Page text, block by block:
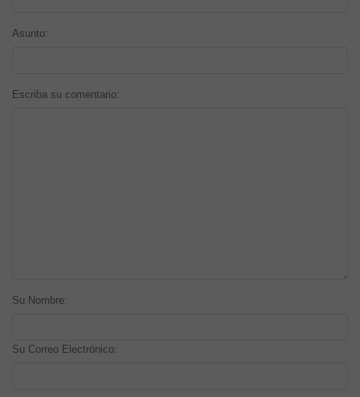
Asunto:
Escriba su comentario:
Su Nombre:
Su Correo Electrónico: